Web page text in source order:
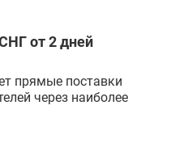
от 2 дней
прямые поставки
через наиболее